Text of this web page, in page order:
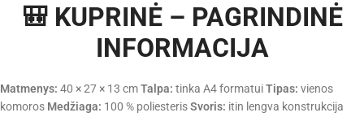
🎒 KUPRINĖ – PAGRINDINĖ
INFORMACIJA
Matmenys: 40 × 27 × 13 cmTalpa: tinka A4 formatuiTipas: vienos
komoros Medžiaga: 100 % poliesterisSvoris: itin lengva konstrukcija